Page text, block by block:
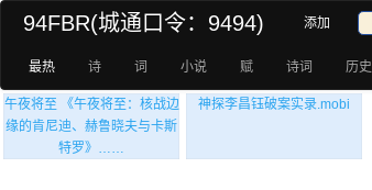
94FBR(城通口令：9494) 添加
最热 诗 词 小说 赋 诗词 历史
午夜将至 《午夜将至：核战边
缘的肯尼迪、赫鲁晓夫与卡斯
特罗》……
神探李昌钰破案实录.mobi